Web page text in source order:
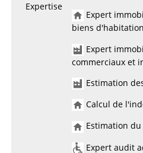
Expertise
Expert
biens
Expert
commerciaux et
Estimation
Calcul de
Estimation
Expert audit